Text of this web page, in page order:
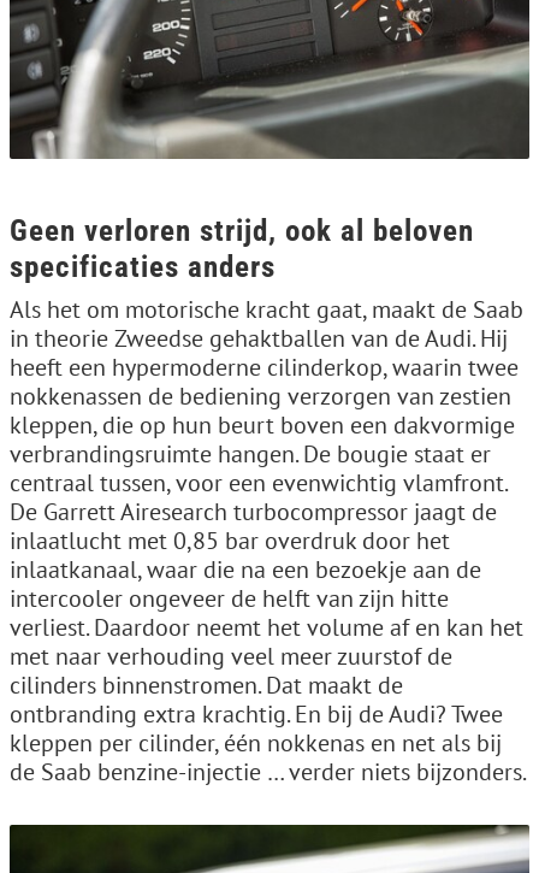
Geen verloren strijd, ook al beloven
specificaties anders
Als het om motorische kracht gaat, maakt de Saab
in theorie Zweedse gehaktballen van de Audi. Hij
heeft een hypermoderne cilinderkop, waarin twee
nokkenassen de bediening verzorgen van zestien
kleppen, die op hun beurt boven een dakvormige
verbrandingsruimte hangen. De bougie staat er
centraal tussen, voor een evenwichtig vlamfront.
De Garrett Airesearch turbocompressor jaagt de
inlaatlucht met 0,85 bar overdruk door het
inlaatkanaal, waar die na een bezoekje aan de
intercooler ongeveer de helft van zijn hitte
verliest. Daardoor neemt het volume af en kan het
met naar verhouding veel meer zuurstof de
cilinders binnenstromen. Dat maakt de
ontbranding extra krachtig. En bij de Audi? Twee
kleppen per cilinder, één nokkenas en net als bij
de Saab benzine-injectie … verder niets bijzonders.